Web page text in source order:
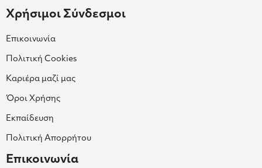
Χρήσιμοι Σύνδεσμοι
Επικοινωνία
Πολιτική Cookies
Καριέρα μαζί μας
Όροι Χρήσης
Εκπαίδευση
Πολιτική Απορρήτου
Επικοινωνία